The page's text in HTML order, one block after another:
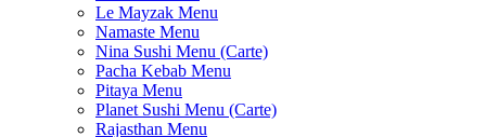
Le Mayzak Menu
Namaste Menu
Nina Sushi Menu (Carte)
Pacha Kebab Menu
Pitaya Menu
Planet Sushi Menu (Carte)
Rajasthan Menu